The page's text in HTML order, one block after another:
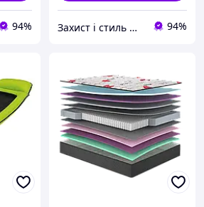
94% Захист і стиль — в одному магазині 94%